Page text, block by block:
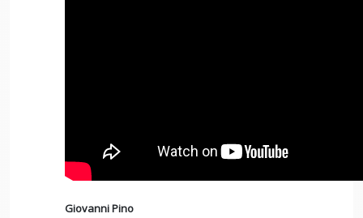
Giovanni Pino